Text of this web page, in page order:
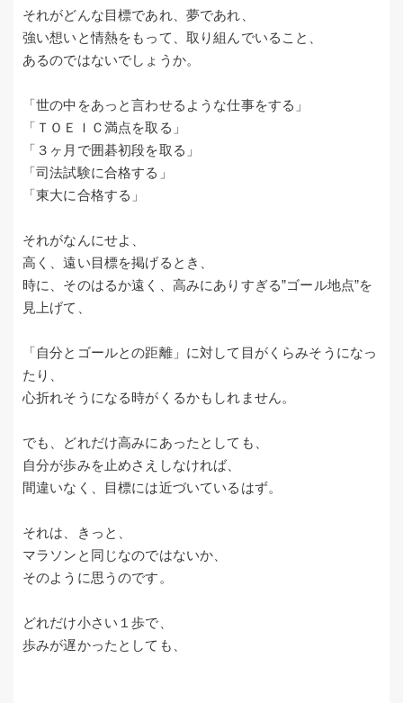
それがどんな目標であれ、夢であれ、
強い想いと情熱をもって、取り組んでいること、
あるのではないでしょうか。
「世の中をあっと言わせるような仕事をする」
「ＴＯＥＩＣ満点を取る」
「３ヶ月で囲碁初段を取る」
「司法試験に合格する」
「東大に合格する」
それがなんにせよ、
高く、遠い目標を掲げるとき、
時に、そのはるか遠く、高みにありすぎる”ゴール地点”を
見上げて、
「自分とゴールとの距離」に対して目がくらみそうになっ
たり、
心折れそうになる時がくるかもしれません。
でも、どれだけ高みにあったとしても、
自分が歩みを止めさえしなければ、
間違いなく、目標には近づいているはず。
それは、きっと、
マラソンと同じなのではないか、
そのように思うのです。
どれだけ小さい１歩で、
歩みが遅かったとしても、